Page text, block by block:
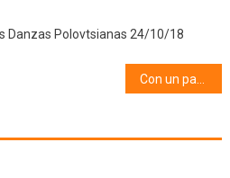
Danzas Polovtsianas 24/10/18